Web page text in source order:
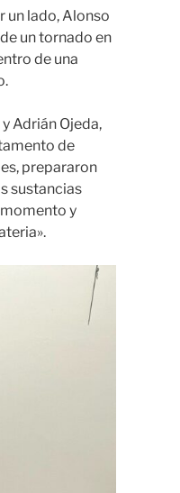
un lado, Alonso
un tornado en
de una
Adrián Ojeda,
de
prepararon
sustancias
y